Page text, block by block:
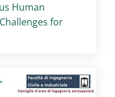
Human
for